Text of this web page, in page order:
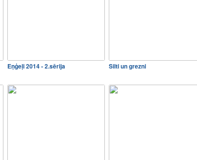
Eņģeļi 2014 - 2.sērija Silti un grezni